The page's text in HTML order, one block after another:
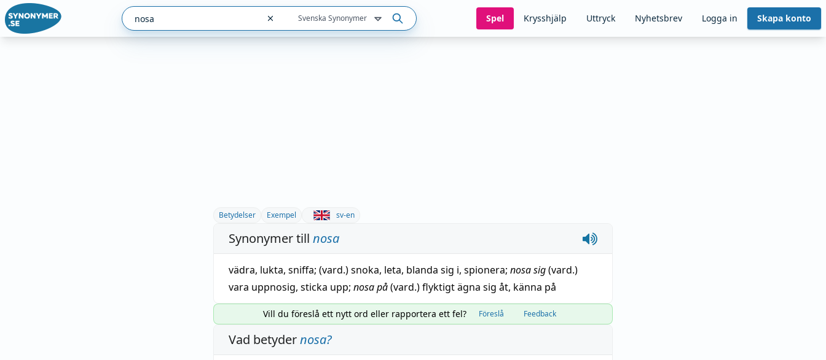
Svenska Synonymer Spel Krysshjälp Uttryck Nyhetsbrev Logga in Skapa konto
Betydelser Exempel sv-en
Synonymer till nosa
vädra, lukta, sniffa; (vard.)snoka, leta, blanda sig i, spionera; nosa sig(vard.)
vara uppnosig, sticka upp; nosapå(vard.)flyktigt ägna sig åt, känna på
Vill du föreslå ett nytt ord eller rapportera ett fel? Föreslå Feedback
Vad betydernosa?